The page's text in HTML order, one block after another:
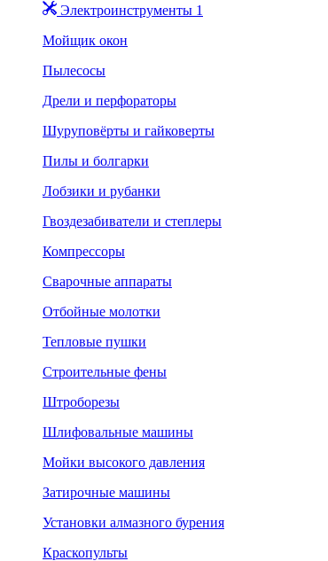
Электроинструменты 1
Мойщик окон
Пылесосы
Дрели и перфораторы
Шуруповёрты и гайковерты
Пилы и болгарки
Лобзики и рубанки
Гвоздезабиватели и степлеры
Компрессоры
Сварочные аппараты
Отбойные молотки
Тепловые пушки
Строительные фены
Штроборезы
Шлифовальные машины
Мойки высокого давления
Затирочные машины
Установки алмазного бурения
Краскопульты